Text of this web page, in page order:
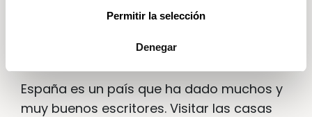
Permitir la selección
Denegar
Visitar casas de escritores
España es un país que ha dado muchos y
muy buenos escritores. Visitar las casas